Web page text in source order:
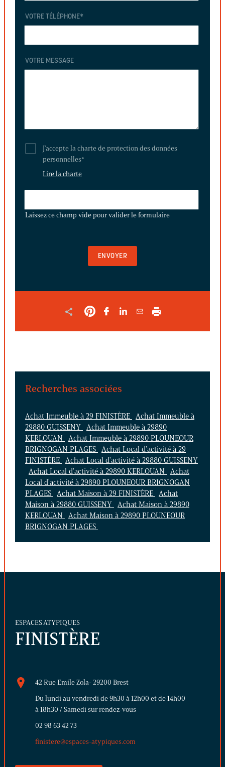
VOTRE TÉLÉPHONE*
VOTRE MESSAGE
J'accepte la charte de protection des données
personnelles*
Lire la charte
CHAMP
Laissez ce champ vide pour valider le formulaire
Recherches associées
Achat Immeuble à 29 FINISTÈRE
Achat Immeuble à
29880 GUISSENY
Achat Immeuble à 29890
KERLOUAN
Achat Immeuble à 29890 PLOUNEOUR
BRIGNOGAN PLAGES
Achat Local d'activité à 29
FINISTÈRE
Achat Local d'activité à 29880 GUISSENY
Achat Local d'activité à 29890 KERLOUAN
Achat
Local d'activité à 29890 PLOUNEOUR BRIGNOGAN
PLAGES
Achat Maison à 29 FINISTÈRE
Achat
Maison à 29880 GUISSENY
Achat Maison à 29890
KERLOUAN
Achat Maison à 29890 PLOUNEOUR
BRIGNOGAN PLAGES
ESPACES ATYPIQUES
FINISTÈRE
42 Rue Emile Zola- 29200 Brest
Du lundi au vendredi de 9h30 à 12h00 et de 14h00
à 18h30 / Samedi sur rendez-vous
02 98 63 42 73
finistere@espaces-atypiques.com